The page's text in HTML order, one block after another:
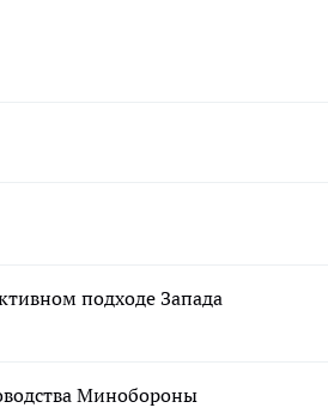
подходе Запада
Минобороны